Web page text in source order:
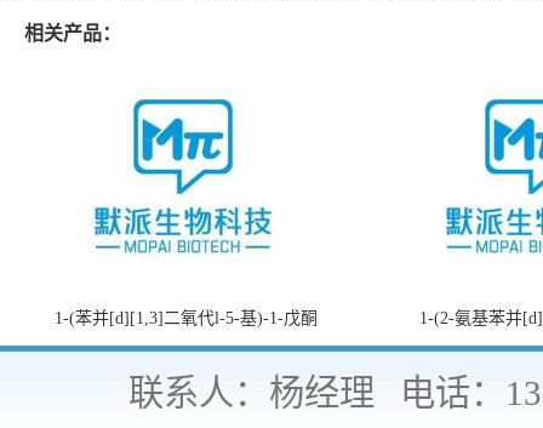
相关产品：
1-(苯并[d][1,3]二氧代l-5-基)-1-戊酮 1-(2-氨基苯并
联系人：杨经理
电话：